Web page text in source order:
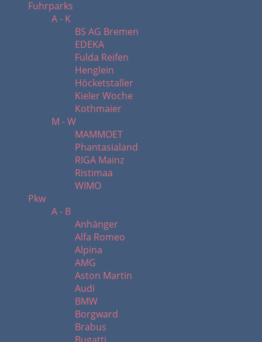
Fuhrparks
A - K
BS AG Bremen
EDEKA
Fulda Reifen
Henglein
Höcketstaller
Kieler Woche
Kothmaier
M - W
MAMMOET
Phantasialand
RIGA Mainz
Ristimaa
WIMO
Pkw
A - B
Anhänger
Alfa Romeo
Alpina
AMG
Aston Martin
Audi
BMW
Borgward
Brabus